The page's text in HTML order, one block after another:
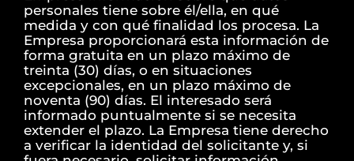
personales tiene sobre él/ella, en qué
medida y con qué finalidad los procesa. La
Empresa proporcionará esta información de
forma gratuita en un plazo máximo de
treinta (30) días, o en situaciones
excepcionales, en un plazo máximo de
noventa (90) días. El interesado será
informado puntualmente si se necesita
extender el plazo. La Empresa tiene derecho
a verificar la identidad del solicitante y, si